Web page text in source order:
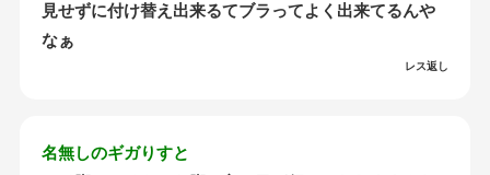
見せずに付け替え出来るてブラってよく出来てるんや
なぁ
レス返し
名無しのギガりすと